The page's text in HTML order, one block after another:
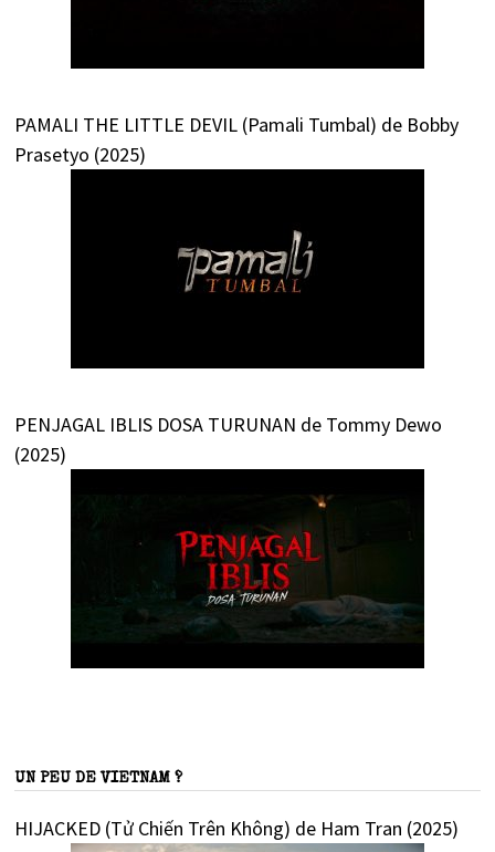
PAMALI THE LITTLE DEVIL (Pamali Tumbal) de Bobby
Prasetyo (2025)
PENJAGAL IBLIS DOSA TURUNAN de Tommy Dewo
(2025)
UN PEU DE VIETNAM ?
HIJACKED (Tử Chiến Trên Không) de Ham Tran (2025)